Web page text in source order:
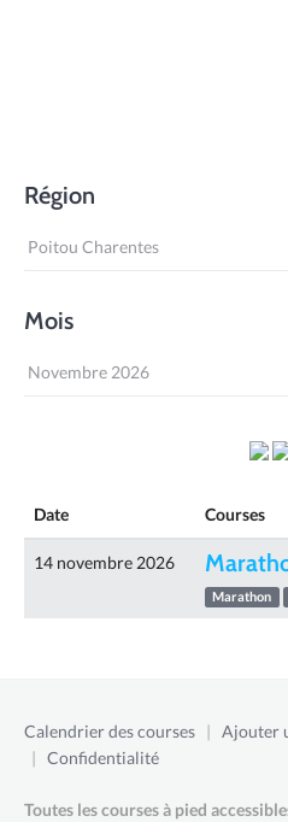
Région
Poitou Charentes
Mois
Novembre 2026
Date Courses
14 novembre 2026
Marathon
Calendrier des courses | Ajouter
| Confidentialité
Toutes les courses à pied